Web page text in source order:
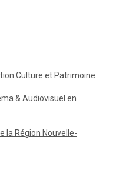
Culture et Patrimoine
& Audiovisuel en
la Région Nouvelle-